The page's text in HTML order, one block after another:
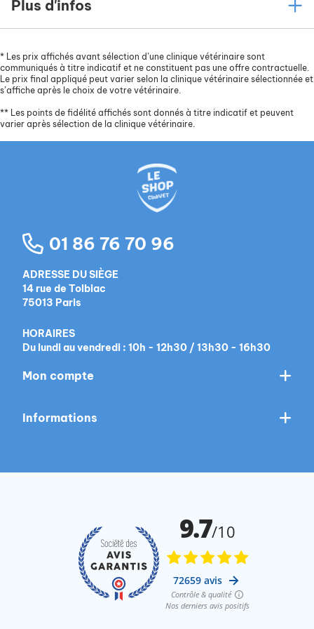
Plus d'infos
* Les prix affichés avant sélection d’une clinique vétérinaire sont
communiqués à titre indicatif et ne constituent pas une offre contractuelle.
Le prix final appliqué peut varier selon la clinique vétérinaire sélectionnée et
s’affiche après le choix de votre vétérinaire.
** Les points de fidélité affichés sont donnés à titre indicatif et peuvent
varier après sélection de la clinique vétérinaire.
01 86 76 70 96
ADRESSE DU SIÈGE
14 rue de Tolbiac
75013 Paris
HORAIRES
Du lundi au vendredi : 10h - 12h30 / 13h30 - 16h30
Mon compte
Informations